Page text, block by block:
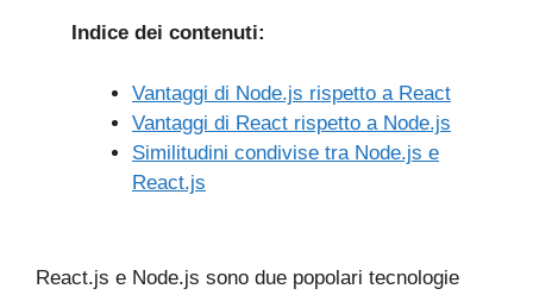
Indice dei contenuti:
Vantaggi di Node.js rispetto a React
Vantaggi di React rispetto a Node.js
Similitudini condivise tra Node.js e
React.js
React.js e Node.js sono due popolari tecnologie